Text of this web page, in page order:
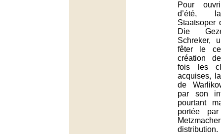
Pour
d’été,
Staatsoper
Die
Schreker,
fêter le
création
fois les
acquises,
de
par son
pourtant
portée
distribution.